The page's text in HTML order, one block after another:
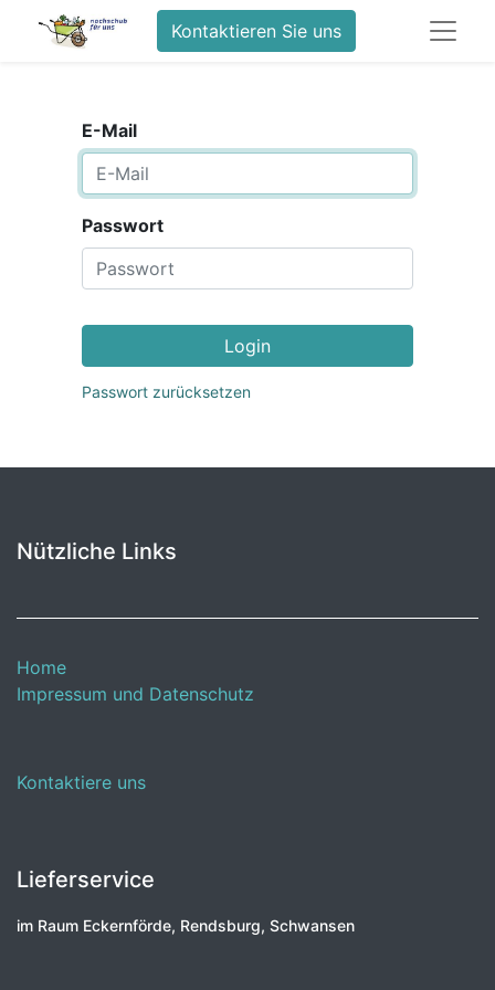
Kontaktieren Sie uns
E-Mail
Passwort
Login
Passwort zurücksetzen
Nützliche Links
Home
Impressum und Datenschutz
Kontaktiere uns
Lieferservice
im Raum Eckernförde, Rendsburg, Schwansen